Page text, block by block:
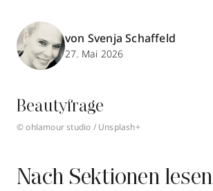
von Svenja Schaffeld
27. Mai 2026
Beautyfrage
© ohlamour studio / Unsplash+
Nach Sektionen lesen